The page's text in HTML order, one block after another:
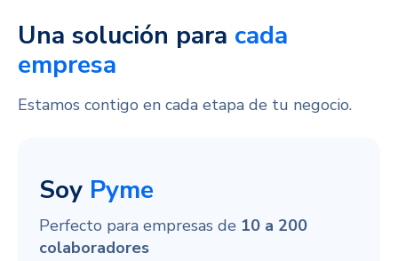
Una solución para cada
empresa
Estamos contigo en cada etapa de tu negocio.
Soy Pyme
Perfecto para empresas de 10 a 200
colaboradores